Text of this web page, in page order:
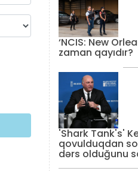
‘NCIS: New
zaman qayıdır?
'Shark Tank's'
qovulduqdan
dərs olduğunu